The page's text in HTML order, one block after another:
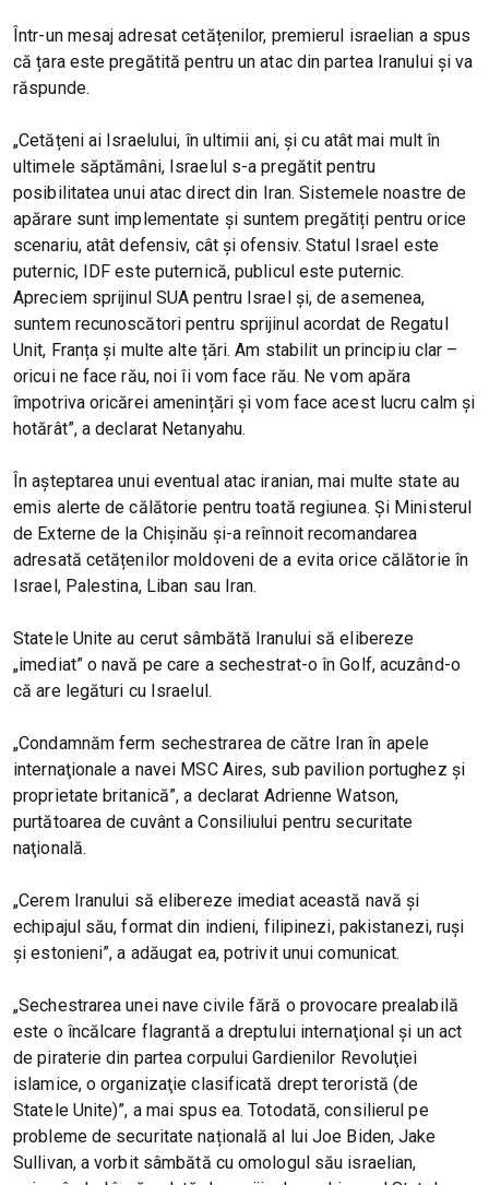
Într-un mesaj adresat cetățenilor, premierul israelian a spus
că țara este pregătită pentru un atac din partea Iranului și va
răspunde.
„Cetățeni ai Israelului, în ultimii ani, și cu atât mai mult în
ultimele săptămâni, Israelul s-a pregătit pentru
posibilitatea unui atac direct din Iran. Sistemele noastre de
apărare sunt implementate și suntem pregătiți pentru orice
scenariu, atât defensiv, cât și ofensiv. Statul Israel este
puternic, IDF este puternică, publicul este puternic.
Apreciem sprijinul SUA pentru Israel și, de asemenea,
suntem recunoscători pentru sprijinul acordat de Regatul
Unit, Franța și multe alte țări. Am stabilit un principiu clar –
oricui ne face rău, noi îi vom face rău. Ne vom apăra
împotriva oricărei amenințări și vom face acest lucru calm și
hotărât”, a declarat Netanyahu.
În așteptarea unui eventual atac iranian, mai multe state au
emis alerte de călătorie pentru toată regiunea. Și Ministerul
de Externe de la Chișinău și-a reînnoit recomandarea
adresată cetățenilor moldoveni de a evita orice călătorie în
Israel, Palestina, Liban sau Iran.
Statele Unite au cerut sâmbătă Iranului să elibereze
„imediat” o navă pe care a sechestrat-o în Golf, acuzând-o
că are legături cu Israelul.
„Condamnăm ferm sechestrarea de către Iran în apele
internaţionale a navei MSC Aires, sub pavilion portughez şi
proprietate britanică”, a declarat Adrienne Watson,
purtătoarea de cuvânt a Consiliului pentru securitate
naţională.
„Cerem Iranului să elibereze imediat această navă şi
echipajul său, format din indieni, filipinezi, pakistanezi, ruşi
şi estonieni”, a adăugat ea, potrivit unui comunicat.
„Sechestrarea unei nave civile fără o provocare prealabilă
este o încălcare flagrantă a dreptului internaţional şi un act
de piraterie din partea corpului Gardienilor Revoluţiei
islamice, o organizaţie clasificată drept teroristă (de
Statele Unite)”, a mai spus ea. Totodată, consilierul pe
probleme de securitate națională al lui Joe Biden, Jake
Sullivan, a vorbit sâmbătă cu omologul său israelian,